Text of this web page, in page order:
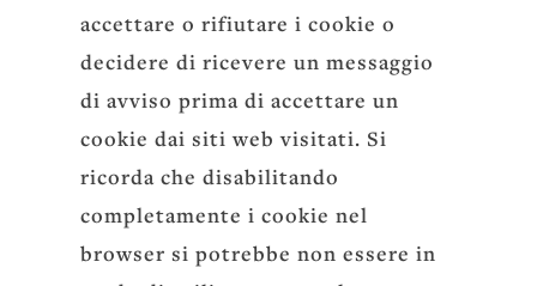
accettare o rifiutare i cookie o
decidere di ricevere un messaggio
di avviso prima di accettare un
cookie dai siti web visitati. Si
ricorda che disabilitando
completamente i cookie nel
browser si potrebbe non essere in